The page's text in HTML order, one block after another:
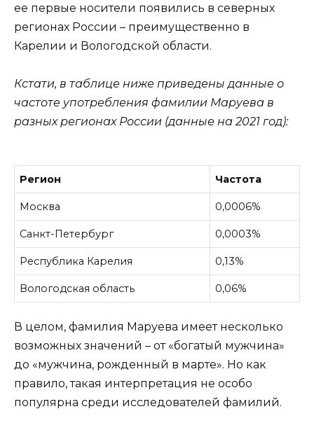
ее первые носители появились в северных
регионах России – преимущественно в
Карелии и Вологодской области.
Кстати, в таблице ниже приведены данные о
частоте употребления фамилии Маруева в
разных регионах России (данные на 2021 год):
Регион Частота
Москва 0,0006%
Санкт-Петербург 0,0003%
Республика Карелия 0,13%
Вологодская область 0,06%
В целом, фамилия Маруева имеет несколько
возможных значений – от «богатый мужчина»
до «мужчина, рожденный в марте». Но как
правило, такая интерпретация не особо
популярна среди исследователей фамилий.